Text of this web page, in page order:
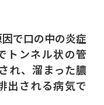
で口の中の炎症
トンネル状の管
れ、溜まった膿
出される病気で